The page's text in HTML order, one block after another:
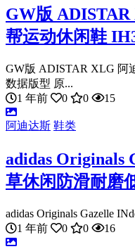
GW版
帮运动休闲鞋
GW版 ADISTAR XLG 阿
数据版型 原...
1 年前
0 0 15
阿迪达斯 鞋类
adidas Originals
草休闲防滑耐磨
adidas Originals Gazelle
1 年前
0 0 16